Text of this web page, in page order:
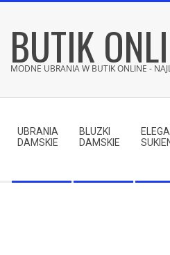
contentBUTIK
MODNE UBRANIA W BUTIK ONLINE -
Menu
UBRANIA
DAMSKIE
BLUZKI
DAMSKIE